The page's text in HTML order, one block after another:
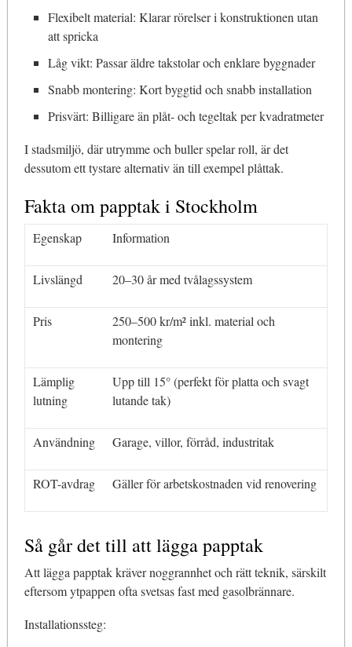
Flexibelt material: Klarar rörelser i konstruktionen utan
att spricka
Låg vikt: Passar äldre takstolar och enklare byggnader
Snabb montering: Kort byggtid och snabb installation
Prisvärt: Billigare än plåt- och tegeltak per kvadratmeter
I stadsmiljö, där utrymme och buller spelar roll, är det
dessutom ett tystare alternativ än till exempel plåttak.
Fakta om papptak i Stockholm
Egenskap Information
Livslängd 20–30 år med tvålagssystem
Pris
250–500 kr/m² inkl. material och
montering
Lämplig
lutning
Upp till 15° (perfekt för platta och svagt
lutande tak)
Användning Garage, villor, förråd, industritak
ROT-avdrag Gäller för arbetskostnaden vid renovering
Så går det till att lägga papptak
Att lägga papptak kräver noggrannhet och rätt teknik, särskilt
eftersom ytpappen ofta svetsas fast med gasolbrännare.
Installationssteg: